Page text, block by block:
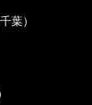
葉）